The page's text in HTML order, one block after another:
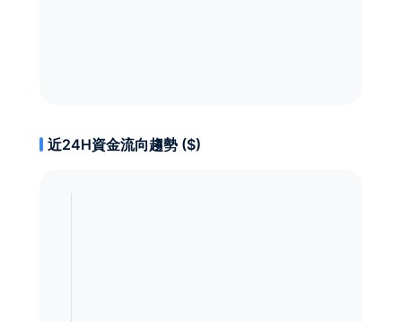
近24H資金流向趨勢 ($)